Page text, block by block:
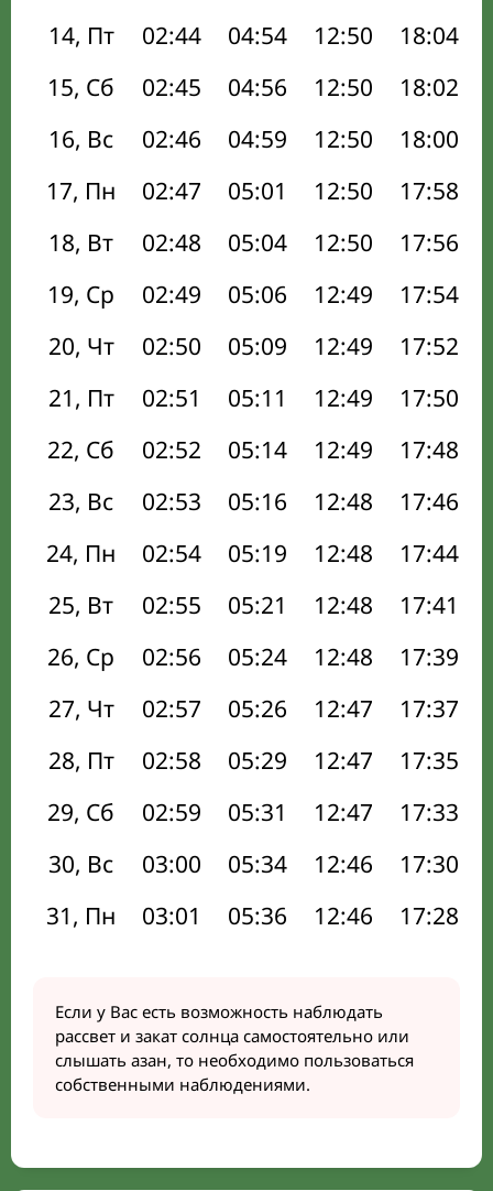
14, Пт
02:44 04:54 12:50 18:04
15, Сб
02:45 04:56 12:50 18:02
16, Вс
02:46 04:59 12:50 18:00
17, Пн
02:47 05:01 12:50 17:58
18, Вт
02:48 05:04 12:50 17:56
19, Ср
02:49 05:06 12:49 17:54
20, Чт
02:50 05:09 12:49 17:52
21, Пт
02:51 05:11 12:49 17:50
22, Сб
02:52 05:14 12:49 17:48
23, Вс
02:53 05:16 12:48 17:46
24, Пн
02:54 05:19 12:48 17:44
25, Вт
02:55 05:21 12:48 17:41
26, Ср
02:56 05:24 12:48 17:39
27, Чт
02:57 05:26 12:47 17:37
28, Пт
02:58 05:29 12:47 17:35
29, Сб
02:59 05:31 12:47 17:33
30, Вс
03:00 05:34 12:46 17:30
31, Пн
03:01 05:36 12:46 17:28
Если у Вас есть возможность наблюдать
рассвет и закат солнца самостоятельно или
слышать азан, то необходимо пользоваться
собственными наблюдениями.